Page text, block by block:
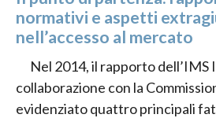
normativi e aspetti
nell’accesso al mercato
Nel 2014, il rapporto
collaborazione con la
evidenziato quattro principali